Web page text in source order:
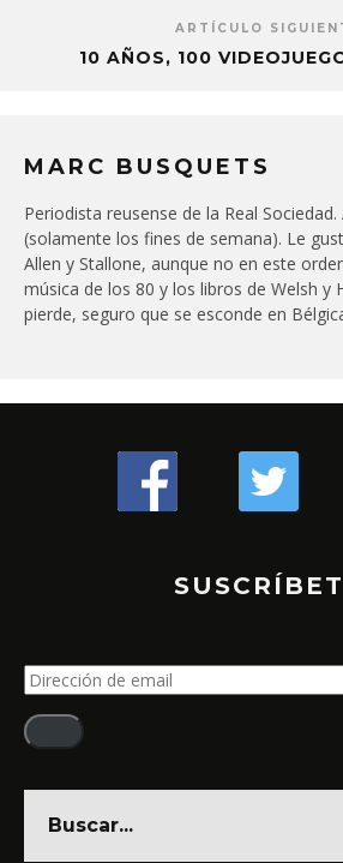
ARTÍCULO
10 AÑOS, 100
MARC BUSQUETS
Periodista reusense de la Real
(solamente los fines de semana). Le
Allen y Stallone, aunque no en este
música de los 80 y los libros de Welsh y
pierde, seguro que se esconde en
Dirección
de
email